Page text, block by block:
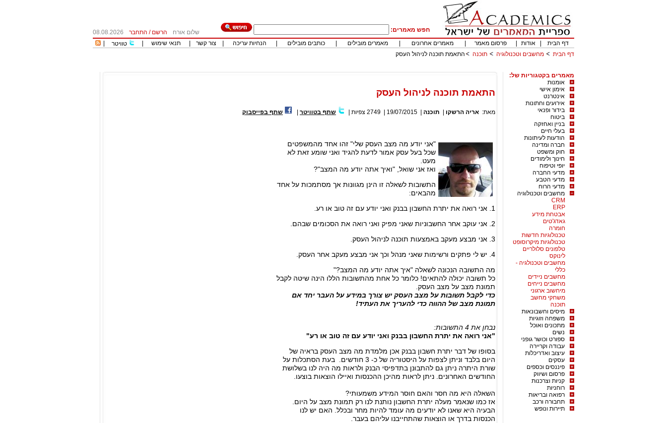
חפש מאמרים: שלום אורח הרשם / התחבר
08.08.2026
דף הבית
אודות פרסום מאמר מאמרים אחרונים מאמרים מובילים כותבים מובילים הנחיות עריכה צור קשר תנאי שימוש טוויטר
דף הבית
מחשבים וטכנולוגיה תוכנה התאמת תוכנה לניהול העסק
מאמרים בקטגוריות של:
אומנות
אימון אישי
אינטרנט
אירועים וחתונות
בידור ופנאי
ביטוח
בניין ואחזקה
בעלי חיים
הודעות לעיתונות
חברה ומדינה
חוק ומשפט
חינוך ולימודים
יופי וטיפוח
מדעי החברה
מדעי הטבע
מדעי הרוח
מחשבים וטכנולוגיה
CRM
ERP
אבטחת מידע
גאדג'טים
חומרה
טכנולוגיות חדשות
טכנולוגיות מיקרוסופט
טלפונים סלולריים
לינוקס
מחשבים וטכנולגיה -
כללי
מחשבים ניידים
מחשבים נייחים
מיחשוב ארגוני
משחקי מחשב
תוכנה
מיסים וחשבונאות
משפחה וזוגיות
מתכונים ואוכל
נשים
ספורט וכושר גופני
עבודה וקריירה
עיצוב ואדריכלות
עסקים
פיננסים וכספים
פרסום ושיווק
קניות וצרכנות
רוחניות
רפואה ובריאות
תחבורה ורכב
תיירות ונופש
התאמת תוכנה לניהול העסק
מאת: אריה הרשקו תוכנה 19/07/2015
2749 צפיות שתף בטוויטר שתף בפייסבוק
"אני יודע מה מצב העסק שלי" זהו אחד מהמשפטים
שכל בעל עסק אמור לדעת להגיד ואני שומע זאת לא
מעט.
ואז אני שואל, "ואיך אתה יודע מה המצב"?
התשובות לשאלה זו הינן מגוונות אך מסתמכות על אחד
מהבאים:
1. אני רואה את יתרת החשבון בבנק ואני יודע עם זה טוב או רע.
2. אני עוקב אחר החשבוניות שאני מפיק ואני רואה את הסכומים שבהם.
3. אני מבצע מעקב באמצעות תוכנה לניהול העסק.
4. יש לי פתקים ורשימות שאני מנהל וכך אני מבצע מעקב אחר העסק.
מה התשובה הנכונה לשאלה "איך אתה יודע מה המצב?"
כל תשובה יכולה להתאים! כלומר כל אחת מהתשובות הללו הינה שיטה לקבל
תמונת מצב על מצב העסק.
כדי לקבל תשובות על מצב העסק יש צורך במידע על העבר יחד אם
תמונת מצב של ההווה כדי להעריך את העתיד!
נבחן את 4 התשובות:
"אני רואה את יתרת החשבון בבנק ואני יודע עם זה טוב או רע"
בסופו של דבר יתרת חשבון בבנק אכן מלמדת מה מצב העסק בראיה של
היום בלבד וניתן לצפות על היסטוריה של כ- 3 חודשים. בעת הסתכלות על
שורת היתרה ניתן גם להתבונן בתדפיסי הבנק ולראות מה היה לנו בשלושת
החודשים האחרונים. ניתן לראות מהיכן ההכנסות ואיילו הוצאות בוצעו.
השאלה היא מה חסר והאם חוסר המידע משמעותי?
אז כמו שנאמר מעלה יתרת החשבון נותנת לנו רק תמונת מצב על היום.
הבעיה היא שאנו לא יודעים מה עומד להיות מחר ובכלל. האם יש לנו
הכנסות בדרך או הוצאות שהתחייבנו עליהם בעבר.